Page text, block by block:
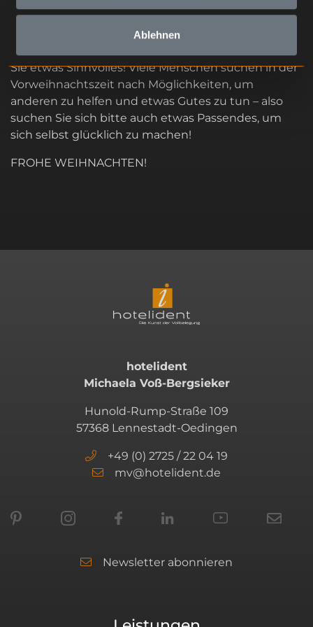
Ablehnen
Sie etwas Sinnvolles! Viele Menschen suchen in der
Vorweihnachtszeit nach Möglichkeiten, um
anderen zu helfen und etwas Gutes zu tun – also
suchen Sie sich bitte auch etwas Passendes, um
sich selbst glücklich zu machen!
FROHE WEIHNACHTEN!
hotelident
Michaela Voß-Bergsieker
Hunold-Rump-Straße 109
57368 Lennestadt-Oedingen
+49 (0) 2725 / 22 04 19
mv@hotelident.de
Newsletter abonnieren